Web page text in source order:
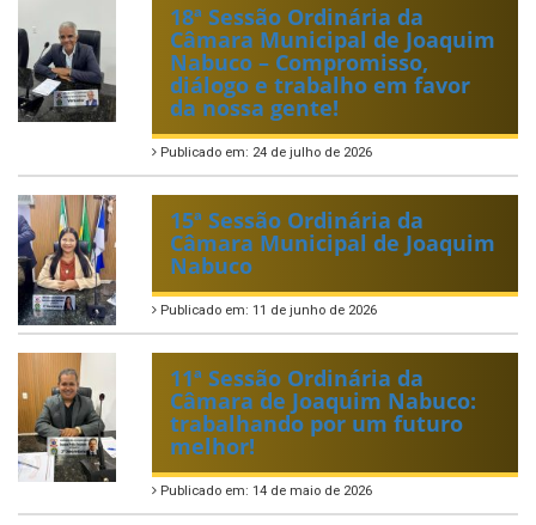
18ª Sessão Ordinária da
Câmara Municipal de Joaquim
Nabuco – Compromisso,
diálogo e trabalho em favor
da nossa gente!
Publicado em: 24 de julho de 2026
15ª Sessão Ordinária da
Câmara Municipal de Joaquim
Nabuco
Publicado em: 11 de junho de 2026
11ª Sessão Ordinária da
Câmara de Joaquim Nabuco:
trabalhando por um futuro
melhor!
Publicado em: 14 de maio de 2026